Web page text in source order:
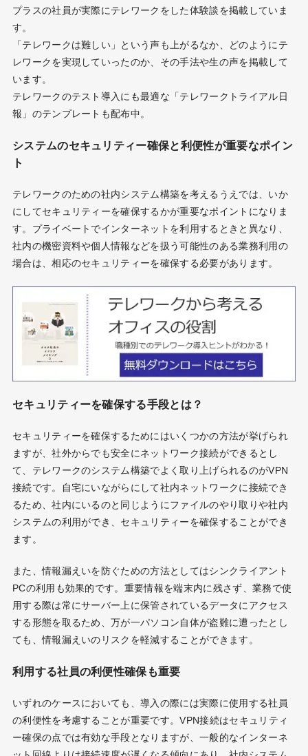
プラスの社員が実際にテレワークをした体験談を掲載していま
す。
「テレワークは難しい」という声も上がるなか、どのようにテ
レワークを実現していったのか、その手法や生の声を掲載して
います。
テレワークのテスト導入にも最適な「テレワークトライアル日
報」のテンプレートも配布中。
システムのセキュリティー確保と利便性が重要なポイン
ト
テレワークのための社内システム構築を考えるうえでは、いか
にしてセキュリティーを確保するかが重要なポイントになりま
す。プライベートでインターネットを利用するときと異なり、
社内の機密資料や個人情報などを扱う可能性のある業務利用の
場合は、相応のセキュリティーを確保する必要があります。
セキュリティーを確保する手段とは？
セキュリティーを確保するためにはいくつかの方法が挙げられ
ますが、社外からでも安全にネットワーク接続ができるとし
て、テレワークのシステム構築でよく取り上げられるのがVPN
接続です。自宅にいながらにして社内ネットワークに接続でき
るため、社内にいるのと同じようにファイルのやり取りや社内
システムの利用ができ、セキュリティーを確保することができ
ます。
また、情報漏えいを防ぐための方法としてはシンクライアント
PCの利用も効果的です。重要情報を端末内に残さず、業務で使
用する際は常にサーバー上に保管されているデータにアクセス
する形態を取るため、万が一パソコン自体が盗難に遭ったとし
ても、情報漏えいのリスクを軽減することができます。
利用する社員の利便性確保も重要
いずれのケースにおいても、導入の際には実際に使用する社員
の利便性を考慮することが重要です。VPN接続はセキュリティ
ー確保の点では有効な手段となりますが、一般的なインターネ